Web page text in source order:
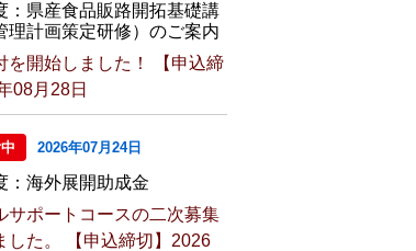
：県産食品販路開拓基礎講
理計画策定研修）のご案内
を開始しました！ 【申込締
08月28日
2026年07月24日
：海外展開助成金
サポートコースの二次募集
した。 【申込締切】2026